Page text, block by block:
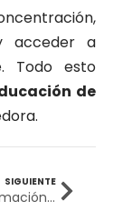
acceder a
Todo esto
de
SIGUIENTE
Taller de Formación Parlamentaria fortalece la formación de estudiantes de Derecho en la Filial Ica